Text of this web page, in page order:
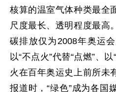
核算的温室气体种类最全
尺度最长、透明程度最高
碳排放仅为2008年奥运
以“不点火”代替“点燃”、
火在百年奥运史上前所未
报道时，“绿色”成为各国